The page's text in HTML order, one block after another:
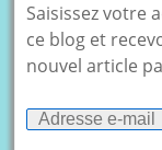
Saisissez votre
ce blog et
nouvel article
Adresse